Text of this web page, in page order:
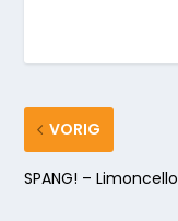
VORIG
SPANG! – Limoncello